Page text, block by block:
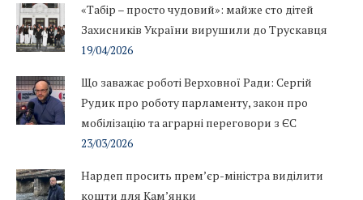
«Табір – просто чудовий»: майже сто дітей
Захисників України вирушили до Трускавця
19/04/2026
Що заважає роботі Верховної Ради: Сергій
Рудик про роботу парламенту, закон про
мобілізацію та аграрні переговори з ЄС
23/03/2026
Нардеп просить прем’єр-міністра виділити
кошти для Кам’янки